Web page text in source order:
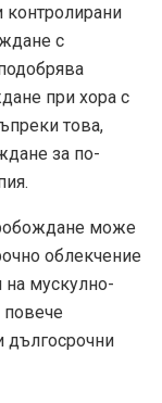
контролирани
с
при хора с
това,
за по-
може
облекчение
на мускулно-
повече
дългосрочни